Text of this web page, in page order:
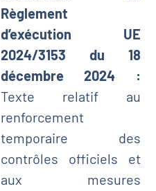
Règlement
d’exécution UE
2024/3153 du 18
décembre 2024 :
Texte relatif au
renforcement
temporaire des
contrôles officiels et
aux mesures